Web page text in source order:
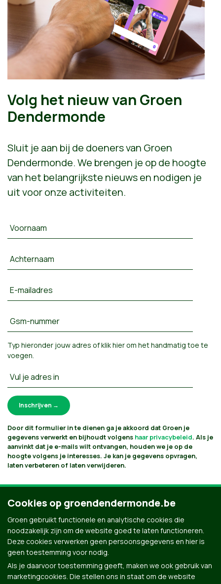
Volg het nieuw van Groen
Dendermonde
Sluit je aan bij de doeners van Groen
Dendermonde. We brengen je op de hoogte
van het belangrijkste nieuws en nodigen je
uit voor onze activiteiten.
Voornaam
Achternaam
E-mailadres
Gsm-nummer
Typ hieronder jouw adres ofklik hier om het handmatig toe te
voegen.
Vul je adres in
Door dit formulier in te dienen ga je akkoord dat Groen je
gegevens verwerkt en bijhoudt volgens haar privacybeleid. Als je
aanvinkt dat je e-mails wilt ontvangen, houden we je op de
hoogte volgens je interesses. Je kan je gegevens opvragen,
laten verbeteren of laten verwijderen.
Cookies op groendendermonde.be
Groen gebruikt functionele en analytische cookies die
noodzakelijk zijn om de website goed te laten functioneren.
Deze cookies verwerken geen persoonsgegevens en hier is
geen toestemming voor nodig.
Als je daarvoor toestemming geeft, maken we ook gebruik van
marketingcookies. Die stellen ons in staat om de website